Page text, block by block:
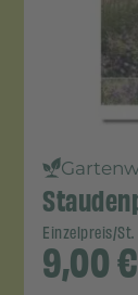
Einzelpreis/St.
9,00€